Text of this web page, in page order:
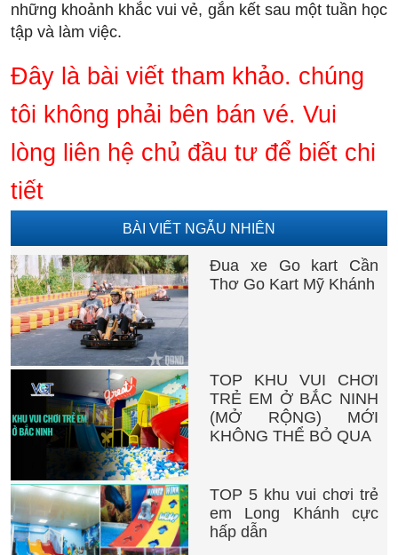
những khoảnh khắc vui vẻ, gắn kết sau một tuần học
tập và làm việc.
Đây là bài viết tham khảo. chúng
tôi không phải bên bán vé. Vui
lòng liên hệ chủ đầu tư để biết chi
tiết
BÀI VIẾT NGẪU NHIÊN
Đua xe Go kart Cần
Thơ Go Kart Mỹ Khánh
TOP KHU VUI CHƠI
TRẺ EM Ở BẮC NINH
(MỞ RỘNG) MỚI
KHÔNG THỂ BỎ QUA
TOP 5 khu vui chơi trẻ
em Long Khánh cực
hấp dẫn